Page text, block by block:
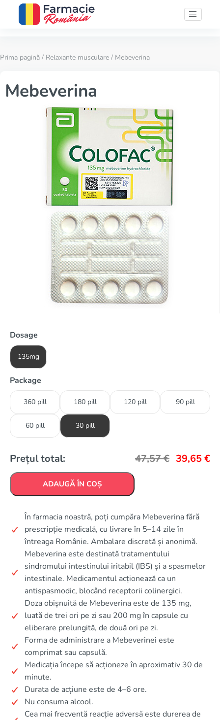
Prima pagină / Relaxante musculare / Mebeverina
Mebeverina
Dosage
135mg
Package
360 pill 180 pill 120 pill 90 pill
60 pill 30 pill
Prețul total: 47,57€ 39,65€
ADAUGĂ ÎN COȘ
În farmacia noastră, poți cumpăra Mebeverina fără
prescripție medicală, cu livrare în 5–14 zile în
întreaga Românie. Ambalare discretă și anonimă.
Mebeverina este destinată tratamentului
sindromului intestinului iritabil (IBS) și a spasmelor
intestinale. Medicamentul acționează ca un
antispasmodic, blocând receptorii colinergici.
Doza obișnuită de Mebeverina este de 135 mg,
luată de trei ori pe zi sau 200 mg în capsule cu
eliberare prelungită, de două ori pe zi.
Forma de administrare a Mebeverinei este
comprimat sau capsulă.
Medicația începe să acționeze în aproximativ 30 de
minute.
Durata de acțiune este de 4–6 ore.
Nu consuma alcool.
Cea mai frecventă reacție adversă este durerea de